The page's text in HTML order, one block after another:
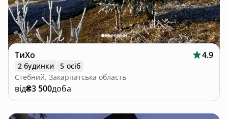
ТиХо 4.9
2 будинки
5 осіб
Стебний, Закарпатська область
від₴3 500доба